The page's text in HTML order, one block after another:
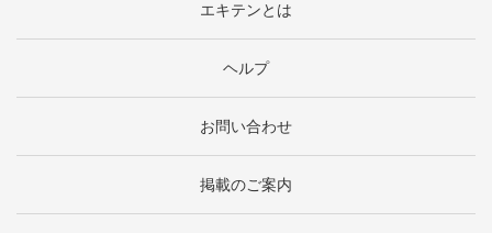
エキテンとは
ヘルプ
お問い合わせ
掲載のご案内